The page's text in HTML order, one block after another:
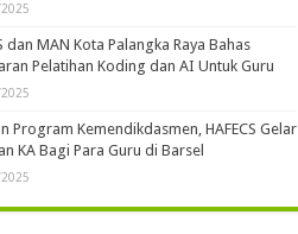
dan MAN Kota Palangka Raya Bahas
Pelatihan Koding dan AI Untuk Guru
Program Kemendikdasmen, HAFECS Gelar
KA Bagi Para Guru di Barsel